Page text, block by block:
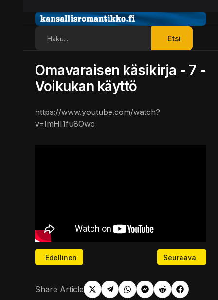
Etsi
Omavaraisen käsikirja - 7 -
Voikukan käyttö
https://www.youtube.com/watch?
v=ImHI1fu8Owc
Edellinen artikkeli: Entinen CIA-agentti väittää
Edellinen Seuraava
Seuraava
Share Article